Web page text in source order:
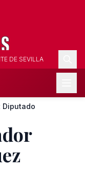
DE SEVILLA
Diputado